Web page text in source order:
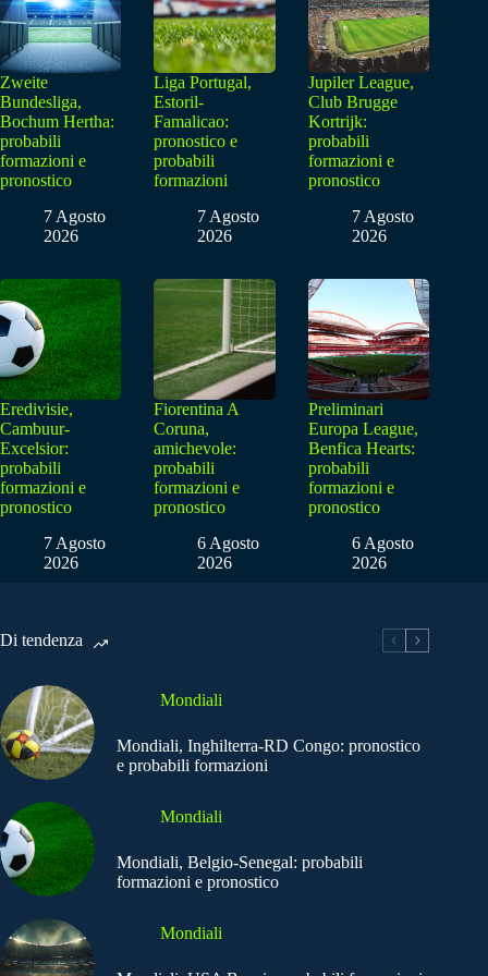
Zweite
Bundesliga,
Bochum Hertha:
probabili
formazioni e
pronostico
7 Agosto
2026
Liga Portugal,
Estoril-
Famalicao:
pronostico e
probabili
formazioni
7 Agosto
2026
Jupiler League,
Club Brugge
Kortrijk:
probabili
formazioni e
pronostico
7 Agosto
2026
Eredivisie,
Cambuur-
Excelsior:
probabili
formazioni e
pronostico
7 Agosto
2026
Fiorentina A
Coruna,
amichevole:
probabili
formazioni e
pronostico
6 Agosto
2026
Preliminari
Europa League,
Benfica Hearts:
probabili
formazioni e
pronostico
6 Agosto
2026
Di tendenza
Mondiali
Mondiali, Inghilterra-RD Congo: pronostico
e probabili formazioni
Mondiali
Mondiali, Belgio-Senegal: probabili
formazioni e pronostico
Mondiali